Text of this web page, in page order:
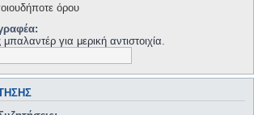
όρου
για μερική αντιστοιχία.